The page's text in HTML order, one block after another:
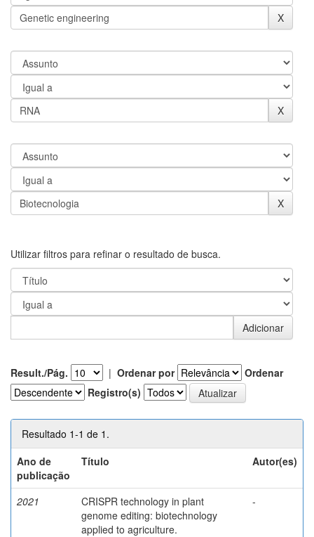
Utilizar filtros para refinar o resultado de busca.
Result./Pág. | Ordenar por
Ordenar
Registro(s)
Resultado 1-1 de 1.
Ano de
publicação
Título Autor(es)
2021
CRISPR technology in plant
genome editing: biotechnology
applied to agriculture.
-